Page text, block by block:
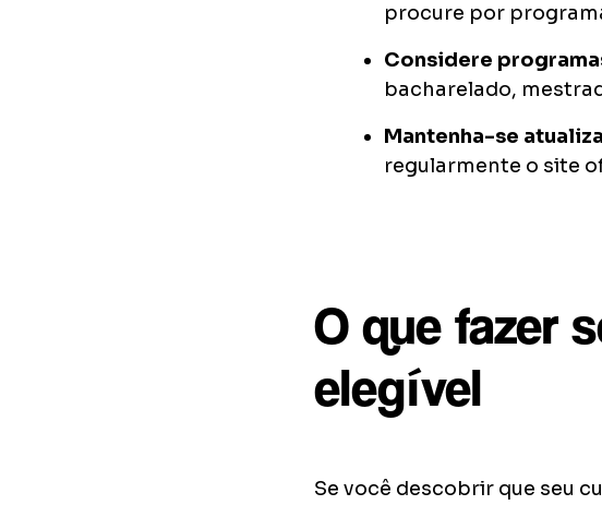
procure por
Considere
bacharelado,
Mantenha-se
regularmente o site
O que fazer
elegível
Se você descobrir que seu